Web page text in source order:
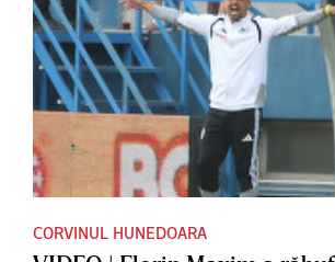
CORVINUL HUNEDOARA